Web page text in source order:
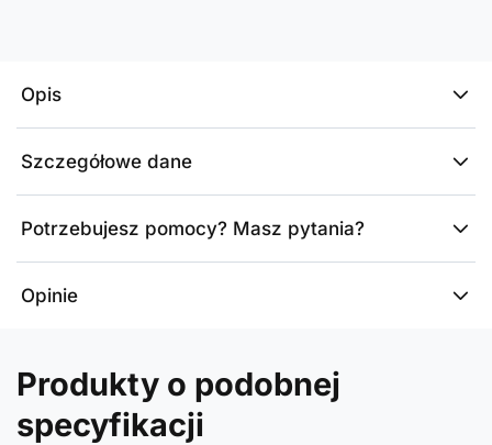
Opis
Szczegółowe dane
Potrzebujesz pomocy? Masz pytania?
Opinie
Produkty o podobnej
specyfikacji